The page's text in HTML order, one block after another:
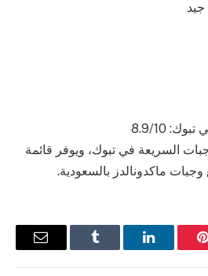
8.9/10
السريعة في تبوك، ويوفر قائمة
ماكدونالدز بالسعودية.
بينتيريستلينكدإن Tumblr
البريد